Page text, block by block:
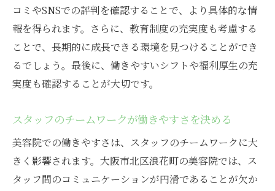
職場選びの秘訣
自分に合った職場を見つける方法
長期勤務を可能にするサロンの特長
転職を考える前に確認すべきこと
長く働くための職場の選び方
仕事に対するモチベーションの維持法
美容院求人のチェックポイント！大阪市北区で
長期勤務を目指す
コミやSNSでの評判を確認することで、より具体的な情
報を得られます。さらに、教育制度の充実度も考慮する
ことで、長期的に成長できる環境を見つけることができ
るでしょう。最後に、働きやすいシフトや福利厚生の充
実度も確認することが大切です。
スタッフのチームワークが働きやすさを決める
美容院での働きやすさは、スタッフのチームワークに大
きく影響されます。大阪市北区浪花町の美容院では、ス
タッフ間のコミュニケーションが円滑であることが欠か